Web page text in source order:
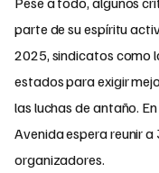
parte de su espíritu
2025, sindicatos como
estados para exigir
las luchas de antaño.
Avenida espera reunir
organizadores.